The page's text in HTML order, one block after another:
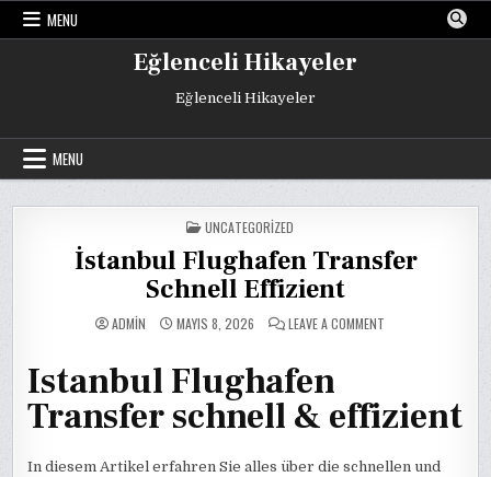
Skip
MENU
Eğlenceli Hikayeler
Eğlenceli Hikayeler
MENU
POSTED
IN
UNCATEGORIZED
İstanbul Flughafen Transfer
Schnell Effizient
ADMIN MAYIS 8, 2026 LEAVE A COMMENT
Istanbul Flughafen
Transfer schnell & effizient
In diesem Artikel erfahren Sie alles über die schnellen und